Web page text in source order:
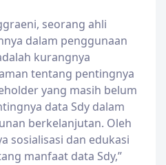
seorang ahli
dalam penggunaan
kurangnya
tentang pentingnya
yang masih belum
data Sdy dalam
berkelanjutan. Oleh
sosialisasi dan edukasi
manfaat data Sdy,”